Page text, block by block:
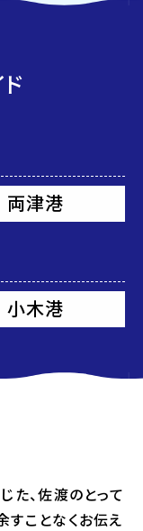
両津港
小木港
た、佐渡のとって
すことなくお伝え